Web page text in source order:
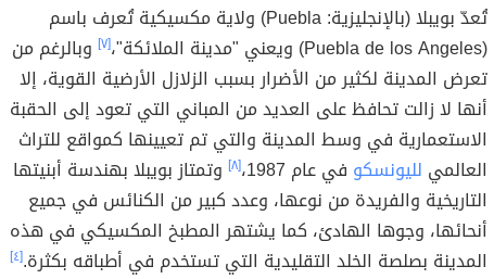
تُعدّ بويبلا (بالإنجليزية: Puebla) ولاية مكسيكية تُعرف باسم
(Puebla de los Angeles) ويعني "مدينة الملائكة"،
[٧]
وبالرغم من
تعرض المدينة لكثير من الأضرار بسبب الزلازل الأرضية القوية، إلا
أنها لا زالت تحافظ على العديد من المباني التي تعود إلى الحقبة
الاستعمارية في وسط المدينة والتي تم تعيينها كمواقع للتراث
العالمي لليونسكو في عام 1987، [٨]
وتمتاز بويبلا بهندسة أبنيتها
التاريخية والفريدة من نوعها، وعدد كبير من الكنائس في جميع
أنحائها، وجوها الهادئ، كما يشتهر المطبخ المكسيكي في هذه
المدينة بصلصة الخلد التقليدية التي تستخدم في أطباقه بكثرة.[٤]